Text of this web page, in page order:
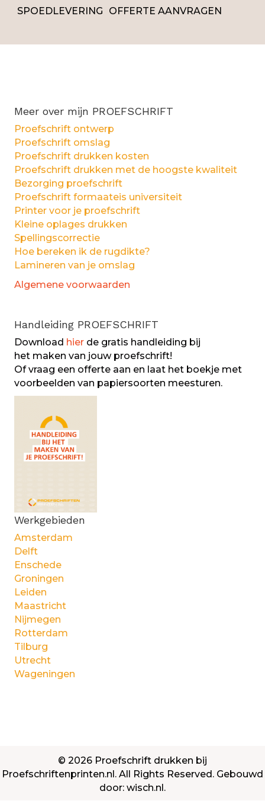
SPOEDLEVERING
OFFERTE AANVRAGEN
Meer over mijn PROEFSCHRIFT
Proefschrift ontwerp
Proefschrift omslag
Proefschrift drukken kosten
Proefschrift drukken met de hoogste kwaliteit
Bezorging proefschrift
Proefschrift formaateis universiteit
Printer voor je proefschrift
Kleine oplages drukken
Spellingscorrectie
Hoe bereken ik de rugdikte?
Lamineren van je omslag
Algemene voorwaarden
Handleiding PROEFSCHRIFT
Download hier de gratis handleiding bij
het maken van jouw proefschrift!
Of vraag een offerte aan en laat het boekje met
voorbeelden van papiersoorten meesturen.
Werkgebieden
Amsterdam
Delft
Enschede
Groningen
Leiden
Maastricht
Nijmegen
Rotterdam
Tilburg
Utrecht
Wageningen
© 2026 Proefschrift drukken bij
Proefschriftenprinten.nl. All Rights Reserved. Gebouwd
door: wisch.nl.